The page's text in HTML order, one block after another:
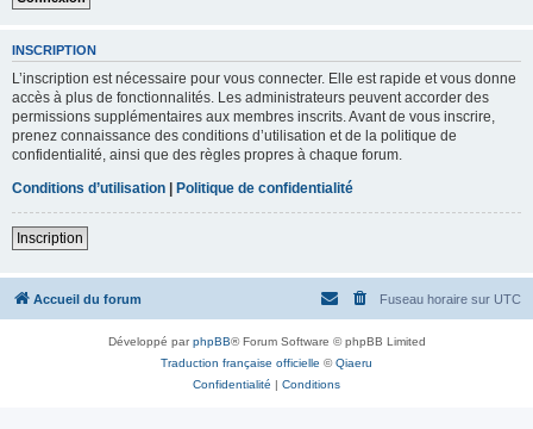
INSCRIPTION
L’inscription est nécessaire pour vous connecter. Elle est rapide et vous donne
accès à plus de fonctionnalités. Les administrateurs peuvent accorder des
permissions supplémentaires aux membres inscrits. Avant de vous inscrire,
prenez connaissance des conditions d’utilisation et de la politique de
confidentialité, ainsi que des règles propres à chaque forum.
Conditions d’utilisation | Politique de confidentialité
Inscription
Accueil du forum Fuseau horaire sur UTC
Développé parphpBB® Forum Software © phpBB Limited
Traduction française officielle ©Qiaeru
Confidentialité | Conditions